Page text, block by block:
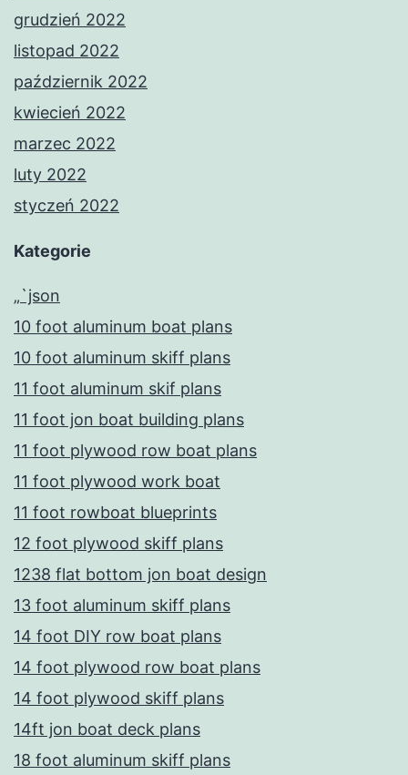
grudzień 2022
listopad 2022
październik 2022
kwiecień 2022
marzec 2022
luty 2022
styczeń 2022
Kategorie
„`json
10 foot aluminum boat plans
10 foot aluminum skiff plans
11 foot aluminum skif plans
11 foot jon boat building plans
11 foot plywood row boat plans
11 foot plywood work boat
11 foot rowboat blueprints
12 foot plywood skiff plans
1238 flat bottom jon boat design
13 foot aluminum skiff plans
14 foot DIY row boat plans
14 foot plywood row boat plans
14 foot plywood skiff plans
14ft jon boat deck plans
18 foot aluminum skiff plans